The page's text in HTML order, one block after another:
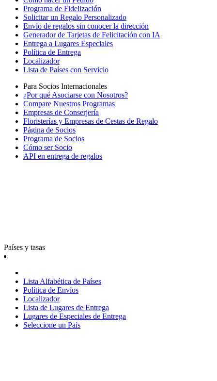
Programa de Fidelización
Solicitar un Regalo Personalizado
Envío de regalos sin conocer la dirección
Generador de Tarjetas de Felicitación con IA
Entrega a Lugares Especiales
Política de Entrega
Localizador
Lista de Países con Servicio
Para Socios Internacionales
¿Por qué Asociarse con Nosotros?
Compare Nuestros Programas
Empresas de Conserjería
Floristerías y Empresas de Cestas de Regalo
Página de Socios
Programa de Socios
Cómo ser Socio
API en entrega de regalos
Países y tasas
Lista Alfabética de Países
Política de Envíos
Localizador
Lista de Lugares de Entrega
Lugares de Especiales de Entrega
Seleccione un País